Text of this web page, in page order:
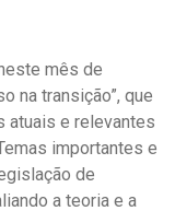
mês de
na transição”, que
atuais e relevantes
importantes e
de
a teoria e a